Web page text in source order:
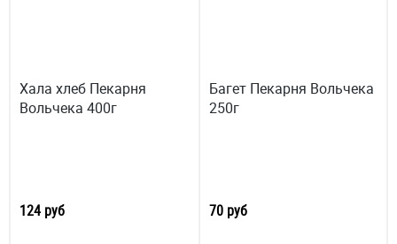
Хала хлеб Пекарня
Вольчека 400г
124 руб
Багет Пекарня Вольчека
250г
70 руб